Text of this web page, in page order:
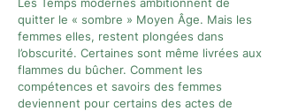
quitter le « sombre » Moyen Âge. Mais les
femmes elles, restent plongées dans
l’obscurité. Certaines sont même livrées aux
flammes du bûcher. Comment les
compétences et savoirs des femmes
deviennent pour certains des actes de